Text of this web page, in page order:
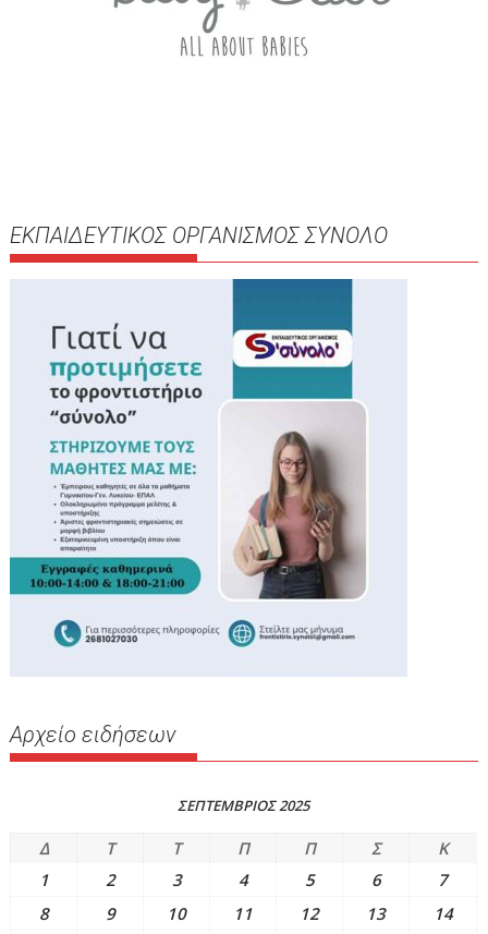
ΕΚΠΑΙΔΕΥΤΙΚΟΣ ΟΡΓΑΝΙΣΜΟΣ ΣΥΝΟΛΟ
Αρχείο ειδήσεων
ΣΕΠΤΕΜΒΡΙΟΣ 2025
Δ Τ Τ Π Π Σ
Κ
1
2 3 4 5 6
7
8
9 10 11 12 13
14